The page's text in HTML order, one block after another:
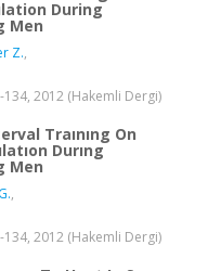
During
Men
Z.,
134, 2012 (Hakemli Dergi)
Traınıng On
Durıng
Men
,
134, 2012 (Hakemli Dergi)